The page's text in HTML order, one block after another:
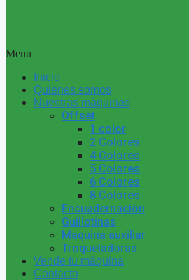
Menu
Inicio
Quienes somos
Nuestras máquinas
Offset
1 color
2 Colores
4 Colores
5 Colores
6 Colores
8 Colores
Encuadernación
Guillotinas
Maquina auxiliar
Troqueladoras
Vende tu máquina
Contacto